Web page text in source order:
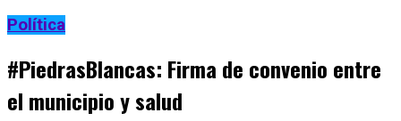
Política
#PiedrasBlancas: Firma de convenio entre
el municipio y salud